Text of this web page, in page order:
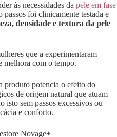
às necessidades da pele em fase
passos foi clinicamente testada e
densidade e textura da pele
que a experimentaram
melhora com o tempo.
produto potencia o efeito do
de origem natural que atuam
sem passos excessivos ou
e conforto.